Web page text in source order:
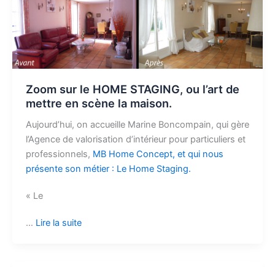
Zoom sur le HOME STAGING, ou l’art de
mettre en scène la maison.
Aujourd’hui, on accueille Marine Boncompain, qui gère
l’Agence de valorisation d’intérieur pour particuliers et
professionnels, MB Home Concept, et qui nous
présente son métier : Le Home Staging.
« Le
… Lire la suite